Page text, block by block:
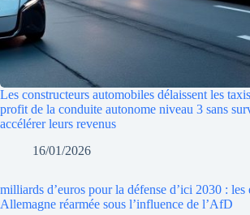
Les constructeurs automobiles délaissent les
profit de la conduite autonome niveau 3 sans
accélérer leurs revenus
16/01/2026
milliards d’euros pour la défense d’ici 2030 : les
Allemagne réarmée sous l’influence de l’AfD